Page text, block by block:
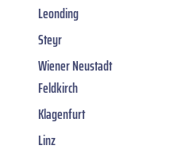
Leonding
Steyr
Wiener Neustadt
Feldkirch
Klagenfurt
Linz